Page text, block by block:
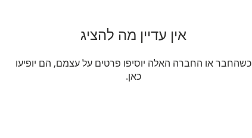
אין עדיין מה להציג
כשהחבר או החברה האלה יוסיפו פרטים על עצמם, הם יופיעו
כאן.